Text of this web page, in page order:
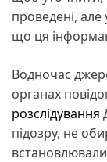
проведені,
що ця
Водночас
органах
розслідування
підозру, не
встановлювали